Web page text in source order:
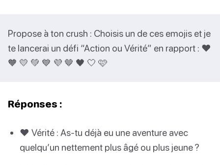
Propose à ton crush : Choisis un de ces emojis et je
te lancerai un défi “Action ou Vérité” en rapport : ❤️
🧡 💛 💚 💙 💜 🤎 🖤 🤍 🩷
Réponses :
❤️ Vérité : As-tu déjà eu une aventure avec
quelqu’un nettement plus âgé ou plus jeune ?